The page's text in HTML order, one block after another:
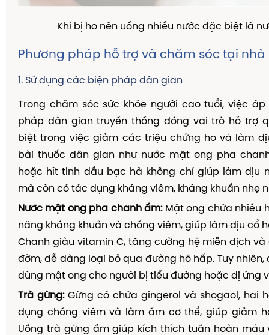
Khi bị ho nên uống nhiều nước đặc biệt là
Phương pháp hỗ trợ và chăm sóc tại nhà
1. Sử dụng các biện pháp dân gian
Trong chăm sóc sức khỏe người cao tuổi, việc
pháp dân gian truyền thống đóng vai trò hỗ trợ
biệt trong việc giảm các triệu chứng ho và làm
bài thuốc dân gian như nước mật ong pha
hoặc hít tinh dầu bạc hà không chỉ giúp làm dịu
mà còn có tác dụng kháng viêm, kháng khuẩn nhẹ
Nước mật ong pha chanh ấm:Mật ong chứa nhiều
năng kháng khuẩn và chống viêm, giúp làm dịu cổ
Chanh giàu vitamin C, tăng cường hệ miễn dịch
đờm, dễ dàng loại bỏ qua đường hô hấp. Tuy nhiên,
dùng mật ong cho người bị tiểu đường hoặc dị ứng
Trà gừng:Gừng có chứa gingerol và shogaol, hai
dụng chống viêm và làm ấm cơ thể, giúp giảm
Uống trà gừng ấm giúp kích thích tuần hoàn